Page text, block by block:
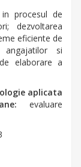
in procesul de
dezvoltarea
eficiente de
angajatilor si
elaborare a
aplicata
evaluare